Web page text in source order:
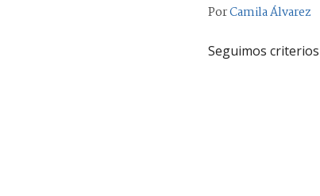
PorCamila Álvarez
Seguimos